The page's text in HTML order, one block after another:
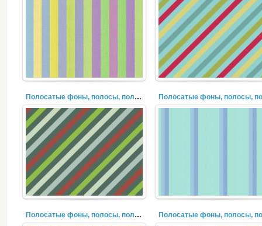
Полосатые фоны, полосы, полоски, лучи (25)
Полосатые фоны, полосы, полоски, лучи (23)